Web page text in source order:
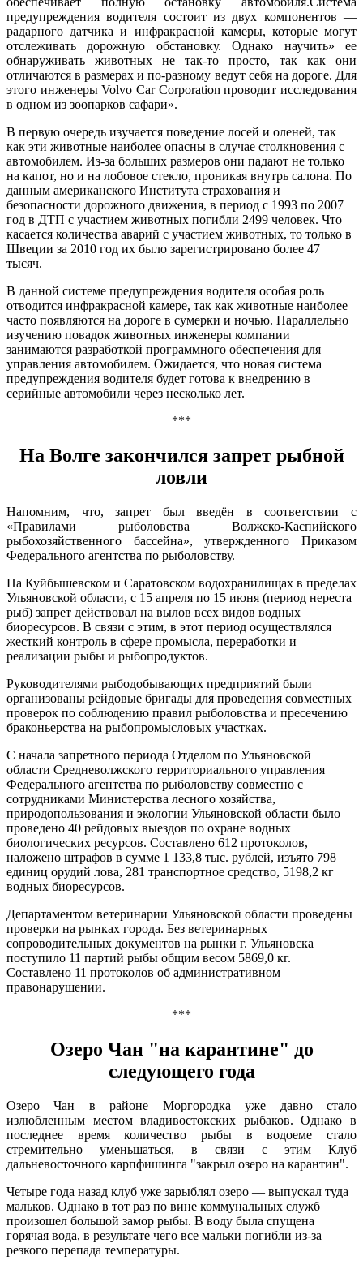
предупреждения водителя состоит из двух компонентов —
радарного датчика и инфракрасной камеры, которые могут
отслеживать дорожную обстановку. Однако научить» ее
обнаруживать животных не так-то просто, так как они
отличаются в размерах и по-разному ведут себя на дороге. Для
этого инженеры Volvo Car Corporation проводит исследования
в одном из зоопарков сафари».
В первую очередь изучается поведение лосей и оленей, так
как эти животные наиболее опасны в случае столкновения с
автомобилем. Из-за больших размеров они падают не только
на капот, но и на лобовое стекло, проникая внутрь салона. По
данным американского Института страхования и
безопасности дорожного движения, в период с 1993 по 2007
год в ДТП с участием животных погибли 2499 человек. Что
касается количества аварий с участием животных, то только в
Швеции за 2010 год их было зарегистрировано более 47
тысяч.
В данной системе предупреждения водителя особая роль
отводится инфракрасной камере, так как животные наиболее
часто появляются на дороге в сумерки и ночью. Параллельно
изучению повадок животных инженеры компании
занимаются разработкой программного обеспечения для
управления автомобилем. Ожидается, что новая система
предупреждения водителя будет готова к внедрению в
серийные автомобили через несколько лет.
***
На Волге закончился запрет рыбной
ловли
Напомним, что, запрет был введён в соответствии с
«Правилами рыболовства Волжско-Каспийского
рыбохозяйственного бассейна», утвержденного Приказом
Федерального агентства по рыболовству.
На Куйбышевском и Саратовском водохранилищах в пределах
Ульяновской области, с 15 апреля по 15 июня (период нереста
рыб) запрет действовал на вылов всех видов водных
биоресурсов. В связи с этим, в этот период осуществлялся
жесткий контроль в сфере промысла, переработки и
реализации рыбы и рыбопродуктов.
Руководителями рыбодобывающих предприятий были
организованы рейдовые бригады для проведения совместных
проверок по соблюдению правил рыболовства и пресечению
браконьерства на рыбопромысловых участках.
С начала запретного периода Отделом по Ульяновской
области Средневолжского территориального управления
Федерального агентства по рыболовству совместно с
сотрудниками Министерства лесного хозяйства,
природопользования и экологии Ульяновской области было
проведено 40 рейдовых выездов по охране водных
биологических ресурсов. Составлено 612 протоколов,
наложено штрафов в сумме 1 133,8 тыс. рублей, изъято 798
единиц орудий лова, 281 транспортное средство, 5198,2 кг
водных биоресурсов.
Департаментом ветеринарии Ульяновской области проведены
проверки на рынках города. Без ветеринарных
сопроводительных документов на рынки г. Ульяновска
поступило 11 партий рыбы общим весом 5869,0 кг.
Составлено 11 протоколов об административном
правонарушении.
***
Озеро Чан "на карантине" до
следующего года
Озеро Чан в районе Моргородка уже давно стало
излюбленным местом владивостокских рыбаков. Однако в
последнее время количество рыбы в водоеме стало
стремительно уменьшаться, в связи с этим Клуб
дальневосточного карпфишинга "закрыл озеро на карантин".
Четыре года назад клуб уже зарыблял озеро — выпускал туда
мальков. Однако в тот раз по вине коммунальных служб
произошел большой замор рыбы. В воду была спущена
горячая вода, в результате чего все мальки погибли из-за
резкого перепада температуры.